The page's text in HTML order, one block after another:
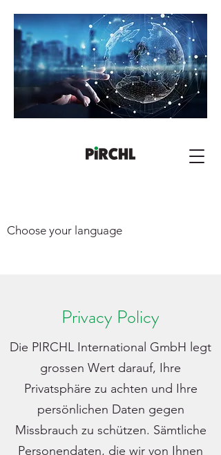
Choose your language
Privacy Policy
Die PIRCHL International GmbH legt
grossen Wert darauf, Ihre
Privatsphäre zu achten und Ihre
persönlichen Daten gegen
Missbrauch zu schützen. Sämtliche
Personendaten, die wir von Ihnen